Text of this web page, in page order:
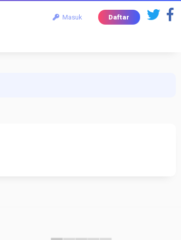
Masuk Daftar